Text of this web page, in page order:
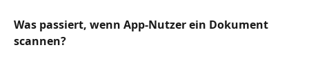
Was passiert, wenn App-Nutzer ein Dokument
scannen?